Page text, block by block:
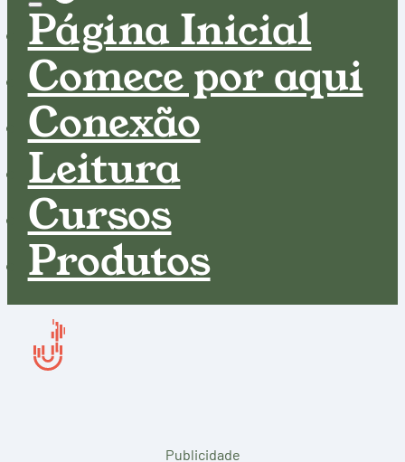
Página Inicial
Comece por aqui
Conexão
Leitura
Cursos
Produtos
Publicidade